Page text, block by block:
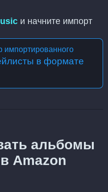
и начните импорт
импортированного
в формате
альбомы
Amazon